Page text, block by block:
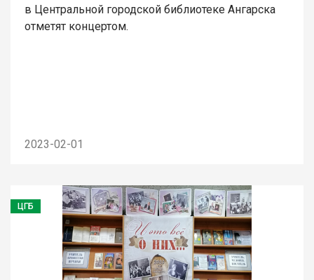
в Центральной городской библиотеке Ангарска
отметят концертом.
2023-02-01
ЦГБ